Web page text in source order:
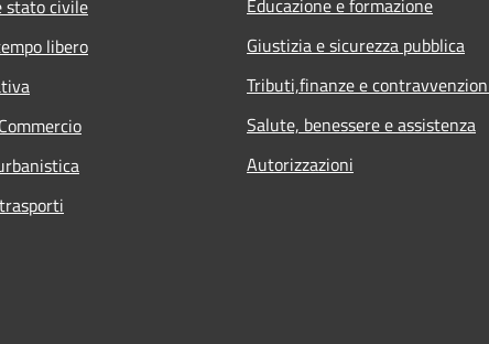
stato civile
libero
Educazione e formazione
Giustizia e sicurezza pubblica
Tributi,finanze e
Salute, benessere e assistenza
Autorizzazioni